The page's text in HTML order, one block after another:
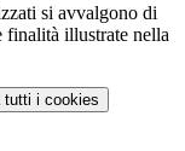
si avvalgono di
finalità illustrate nella
tutti i cookies